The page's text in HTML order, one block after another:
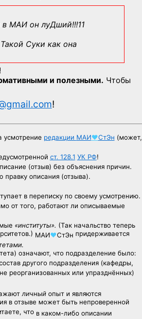
в МАИ он луДший!!!11
Суки как она
и полезными. Чтобы
!
усмотрение редакции МАИ♥СтЭн (может,
ст. 128.1 УК РФ!
(отзыв) без объяснения причин.
правку описания (отзыва).
в переписку по своему усмотрению.
от того, работают ли описываемые
«институты». (Так начальство теперь
МАИ♥СтЭн придерживается
означают, что подразделение было:
другого подразделения (кафедры,
реорганизованных или упразднённых)
личныйопыт и являются
в отзыве может быть непроверенной
что в каком-либо описании